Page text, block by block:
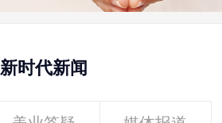
新时代新闻